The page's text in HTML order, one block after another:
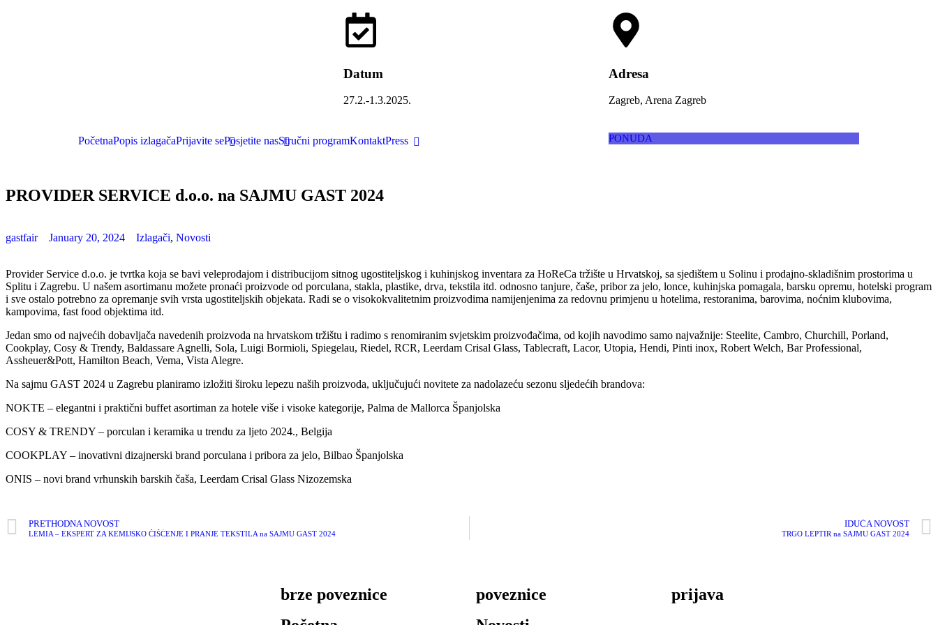
Datum
27.2.-1.3.2025.
Adresa
Zagreb, Arena Zagreb
PočetnaPopis izlagačaPrijavite sePosjetite nasStručni programKontaktPress PONUDA
PROVIDER SERVICE d.o.o. na SAJMU GAST 2024
gastfair January 20, 2024 Izlagači, Novosti
Provider Service d.o.o. je tvrtka koja se bavi veleprodajom i distribucijom sitnog ugostiteljskog i kuhinjskog inventara za HoReCa tržište u Hrvatskoj, sa sjedištem u Solinu i prodajno-skladišnim prostorima u
Splitu i Zagrebu. U našem asortimanu možete pronaći proizvode od porculana, stakla, plastike, drva, tekstila itd. odnosno tanjure, čaše, pribor za jelo, lonce, kuhinjska pomagala, barsku opremu, hotelski program
i sve ostalo potrebno za opremanje svih vrsta ugostiteljskih objekata. Radi se o visokokvalitetnim proizvodima namijenjenima za redovnu primjenu u hotelima, restoranima, barovima, noćnim klubovima,
kampovima, fast food objektima itd.
Jedan smo od najvećih dobavljača navedenih proizvoda na hrvatskom tržištu i radimo s renomiranim svjetskim proizvođačima, od kojih navodimo samo najvažnije: Steelite, Cambro, Churchill, Porland,
Cookplay, Cosy & Trendy, Baldassare Agnelli, Sola, Luigi Bormioli, Spiegelau, Riedel, RCR, Leerdam Crisal Glass, Tablecraft, Lacor, Utopia, Hendi, Pinti inox, Robert Welch, Bar Professional,
Assheuer&Pott, Hamilton Beach, Vema, Vista Alegre.
Na sajmu GAST 2024 u Zagrebu planiramo izložiti široku lepezu naših proizvoda, uključujući novitete za nadolazeću sezonu sljedećih brandova:
NOKTE – elegantni i praktični buffet asortiman za hotele više i visoke kategorije, Palma de Mallorca Španjolska
COSY & TRENDY – porculan i keramika u trendu za ljeto 2024., Belgija
COOKPLAY – inovativni dizajnerski brand porculana i pribora za jelo, Bilbao Španjolska
ONIS – novi brand vrhunskih barskih čaša, Leerdam Crisal Glass Nizozemska
PRETHODNA NOVOST
LEMIA – EKSPERT ZA KEMIJSKO ČIŠĆENJE I PRANJE TEKSTILA na SAJMU GAST 2024
IDUĆA NOVOST
TRGO LEPTIR na SAJMU GAST 2024
brze poveznice
poveznice
prijava